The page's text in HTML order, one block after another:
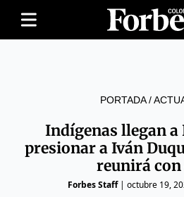
PORTADA/
Indígenas llegan a
presionar a Iván
reunirá con
Forbes Staff| octubre 19,